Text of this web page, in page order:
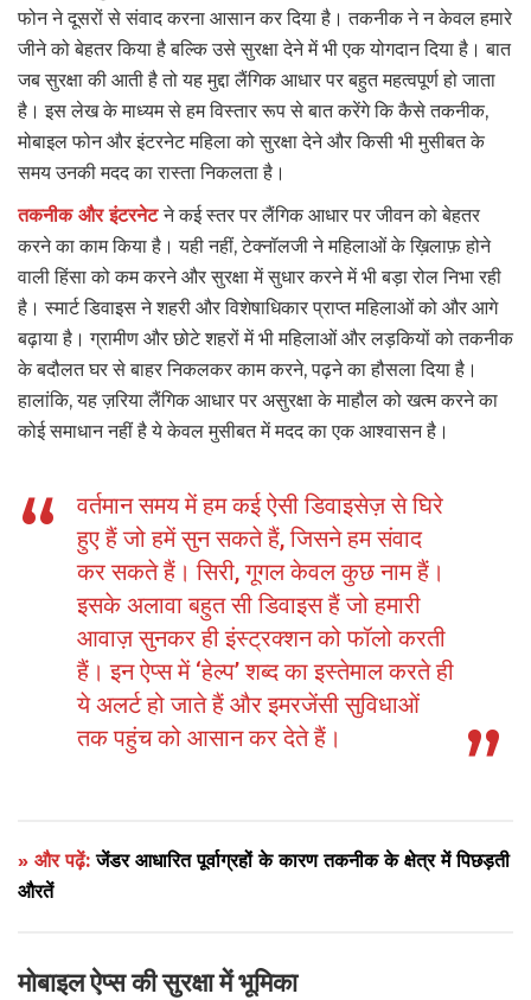
फोन ने दूसरों से संवाद करना आसान कर दिया है। तकनीक ने न केवल हमारे
जीने को बेहतर किया है बल्कि उसे सुरक्षा देने में भी एक योगदान दिया है। बात
जब सुरक्षा की आती है तो यह मुद्दा लैंगिक आधार पर बहुत महत्वपूर्ण हो जाता
है। इस लेख के माध्यम से हम विस्तार रूप से बात करेंगे कि कैसे तकनीक,
मोबाइल फोन और इंटरनेट महिला को सुरक्षा देने और किसी भी मुसीबत के
समय उनकी मदद का रास्ता निकलता है।
तकनीक और इंटरनेटने कई स्तर पर लैंगिक आधार पर जीवन को बेहतर
करने का काम किया है। यही नहीं, टेक्नॉलजी ने महिलाओं के ख़िलाफ़ होने
वाली हिंसा को कम करने और सुरक्षा में सुधार करने में भी बड़ा रोल निभा रही
है। स्मार्ट डिवाइस ने शहरी और विशेषाधिकार प्राप्त महिलाओं को और आगे
बढ़ाया है। ग्रामीण और छोटे शहरों में भी महिलाओं और लड़कियों को तकनीक
के बदौलत घर से बाहर निकलकर काम करने, पढ़ने का हौसला दिया है।
हालांकि, यह ज़रिया लैंगिक आधार पर असुरक्षा के माहौल को खत्म करने का
कोई समाधान नहीं है ये केवल मुसीबत में मदद का एक आश्वासन है।
वर्तमान समय में हम कई ऐसी डिवाइसेज़ से घिरे
हुए हैं जो हमें सुन सकते हैं, जिसने हम संवाद
कर सकते हैं। सिरी, गूगल केवल कुछ नाम हैं।
इसके अलावा बहुत सी डिवाइस हैं जो हमारी
आवाज़ सुनकर ही इंस्ट्रक्शन को फॉलो करती
हैं। इन ऐप्स में ‘हेल्प’ शब्द का इस्तेमाल करते ही
ये अलर्ट हो जाते हैं और इमरजेंसी सुविधाओं
तक पहुंच को आसान कर देते हैं।
» और पढ़ें:जेंडर आधारित पूर्वाग्रहों के कारण तकनीक के क्षेत्र में पिछड़ती
औरतें
मोबाइल ऐप्स की सुरक्षा में भूमिका